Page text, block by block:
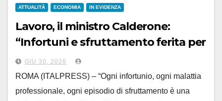
ATTUALITÀ ECONOMIA IN EVIDENZA
Lavoro, il ministro Calderone:
“Infortuni e sfruttamento ferita per
l’intera comunità”
GIU 30, 2026
ROMA (ITALPRESS) – “Ogni infortunio, ogni malattia
professionale, ogni episodio di sfruttamento è una